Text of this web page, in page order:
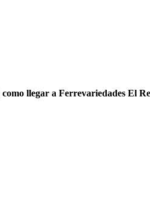
como llegar a Ferrevariedades El